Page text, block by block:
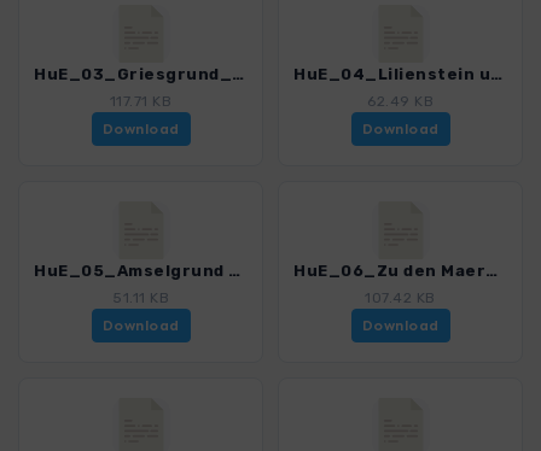
HuE_03_Griesgrund_Uttewalder Grund_Rauenstein_3157_2.gpx
117.71 KB
Download
HuE_04_Lilienstein und Festung Koenigstein_3157_2.gpx
62.49 KB
Download
HuE_05_Amselgrund Bastei_3157_2.gpx
51.11 KB
Download
HuE_06_Zu den Maerzenbecherwiesen im Polenztal_3157_2.gpx
107.42 KB
Download